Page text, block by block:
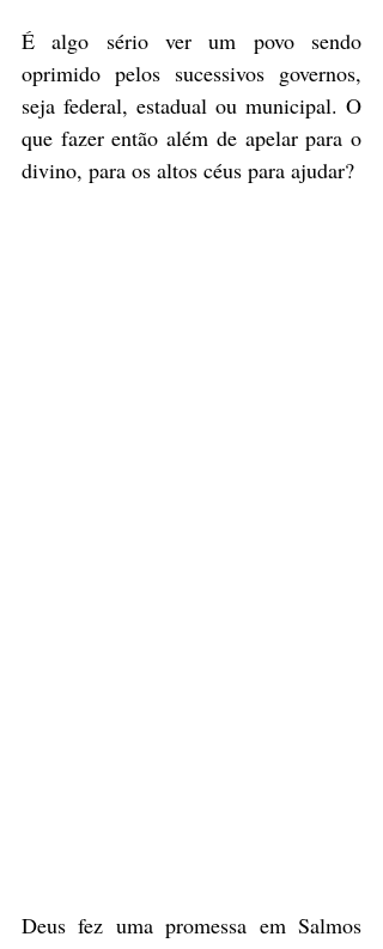
É algo sério ver um povo sendo
oprimido pelos sucessivos governos,
seja federal, estadual ou municipal. O
que fazer então além de apelar para o
divino, para os altos céus para ajudar?
Deus fez uma promessa em Salmos